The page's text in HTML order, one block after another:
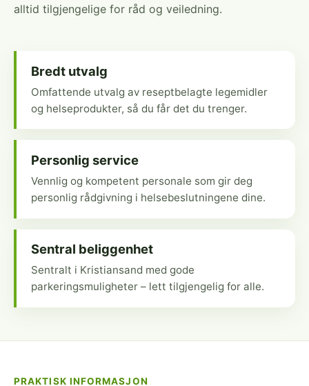
alltid tilgjengelige for råd og veiledning.
Bredt utvalg
Omfattende utvalg av reseptbelagte legemidler
og helseprodukter, så du får det du trenger.
Personlig service
Vennlig og kompetent personale som gir deg
personlig rådgivning i helsebeslutningene dine.
Sentral beliggenhet
Sentralt i Kristiansand med gode
parkeringsmuligheter – lett tilgjengelig for alle.
PRAKTISK INFORMASJON